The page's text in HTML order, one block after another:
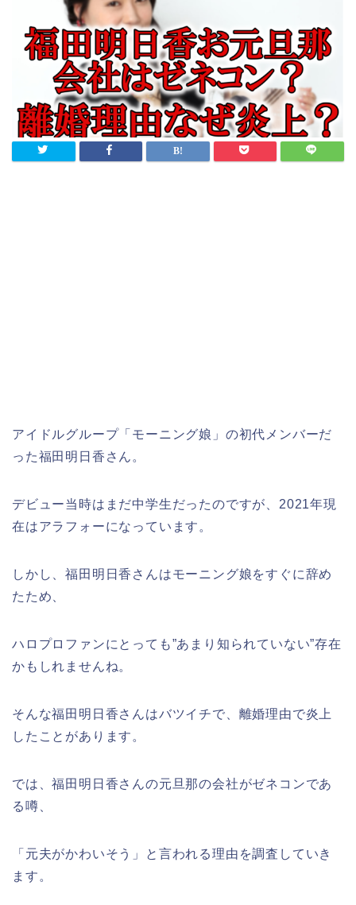
アイドルグループ「モーニング娘」の初代メンバーだ
った福田明日香さん。
デビュー当時はまだ中学生だったのですが、2021年現
在はアラフォーになっています。
しかし、福田明日香さんはモーニング娘をすぐに辞め
たため、
ハロプロファンにとっても”あまり知られていない”存在
かもしれませんね。
そんな福田明日香さんはバツイチで、離婚理由で炎上
したことがあります。
では、福田明日香さんの元旦那の会社がゼネコンであ
る噂、
「元夫がかわいそう」と言われる理由を調査していき
ます。